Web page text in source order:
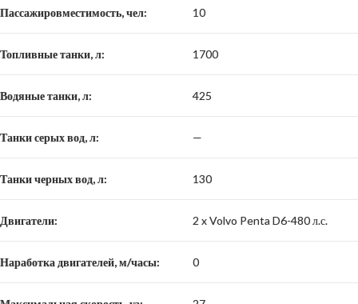
Пассажировместимость, чел: 10
Топливные танки, л: 1700
Водяные танки, л: 425
Танки серых вод, л: —
Танки черных вод, л: 130
Двигатели: 2 x Volvo Penta D6-480 л.с.
Наработка двигателей, м/часы: 0